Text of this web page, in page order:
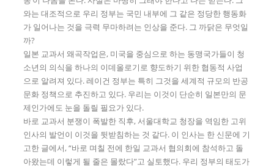
와는 대조적으로 우리 정부는 국민 내부에 그 같은 정당한 행동화
가 일어나는 것을 극력 무마하려는 인상을 준다. 그 까닭은 무엇일
까?
일본 교과서 왜곡작업은, 미국을 중심으로 하는 동맹국가들이 청
소년의 의식을 하나의 이데올로기로 향도하기 위한 협동적 사업
으로 알려져 있다. 레이건 정부는 특히 그것을 세계적 규모의 반공
문화 정책으로 추진하고 있다. 우리는 이것이 단순히 일본만의 문
제인가에도 눈을 돌릴 필요가 있다.
바로 교과서 분쟁이 폭발한 직후, 서울대학교 청장을 역임한 고위
인사의 발언이 이것을 뒷받침하는 것 같다. 이 인사는 한 신문에 기
고한 글에서, “바로 며칠 전에 한일 교과서 협의회에 참석하고 돌
아왔는데 이렇게 될 줄은 몰랐다”고 실토했다. 우리 정부의 태도가